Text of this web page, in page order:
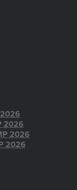
2026
2026
2026
2026